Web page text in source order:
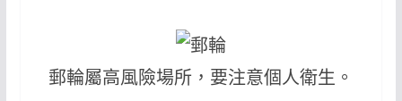
郵輪屬高風險場所，要注意個人衛生。